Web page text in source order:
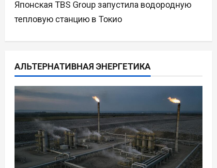
г
и
я
п
о
з
Японская TBS Group запустила водородную
тепловую станцию в Токио
АЛЬТЕРНАТИВНАЯ ЭНЕРГЕТИКА